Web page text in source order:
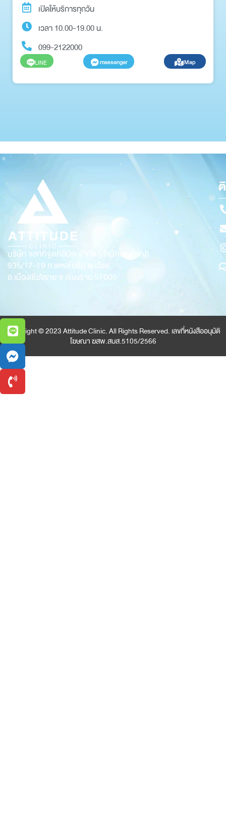
เปิดให้บริการทุกวัน
เวลา 10.00-19.00 น.
099-2122000
LINE messenger Map
บริษัท แอททิจูดคลินิก จำกัด (สำนักงานใหญ่)
935/17-19 ถ.พหลโยธิน ต.เวียง
อ.เมืองเชียงราย จ.เชียงราย 57000
Copyright © 2023 Attitude Clinic. All Rights Reserved. เลขที่หนังสืออนุมัติ
โฆษณา ฆสพ.สบส.5105/2566